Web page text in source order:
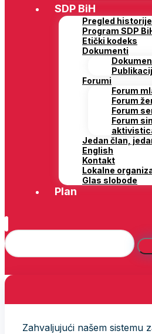
SDP BiH
Pregled historije
Program SDP
Etički kodeks
Dokumenti
Forumi
Forum
Forum
Forum
Forum
Jedan član,
English
Kontakt
Lokalne
Glas slobode
Plan
Zahvaljujući našem sistemu